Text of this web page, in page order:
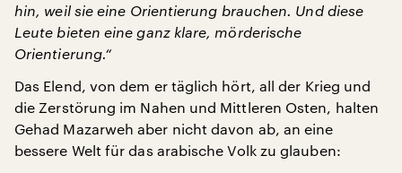
hin, weil sie eine Orientierung brauchen. Und diese
Leute bieten eine ganz klare, mörderische
Orientierung.“
Das Elend, von dem er täglich hört, all der Krieg und
die Zerstörung im Nahen und Mittleren Osten, halten
Gehad Mazarweh aber nicht davon ab, an eine
bessere Welt für das arabische Volk zu glauben: